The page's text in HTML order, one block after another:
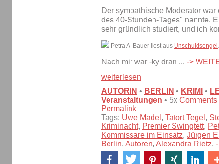
Der sympathische Moderator
des 40-Stunden-Tages" nannte.
sehr gründlich studiert, und ich
Petra A. Bauer liest aus Unschuldsengel .
Nach mir war -ky dran ... ->
weiterlesen
AUTORIN • BERLIN • KRIMI •
Veranstaltungen • 5x Comments
Permalink
Tags: Uwe Madel , Tatort Tegel ,
Kriminacht, Premier Swingtett,
Kommissare im Einsatz, Jürgen
Berlin, Autoren, Alexandra Rietz,